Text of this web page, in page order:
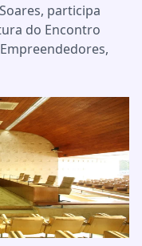
participa
do Encontro